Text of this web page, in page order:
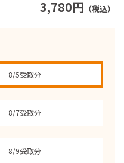
3,780円 （税込）
8/5受取分
8/7受取分
8/9受取分